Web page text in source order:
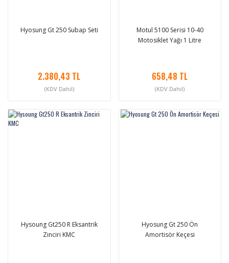
Hyosung Gt 250 Subap Seti
2.380,43 TL
(KDV Dahil)
Motul 5100 Serisi 10-40
Motosiklet Yağı 1 Litre
658,48 TL
(KDV Dahil)
Hysoung Gt250 R Eksantrik
Zinciri KMC
Hyosung Gt 250 Ön
Amortisör Keçesi